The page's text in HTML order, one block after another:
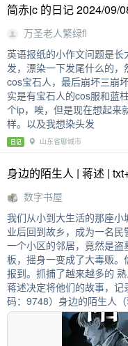
简赤jc 的日记 2024/09/
万圣老人繁绿fl
英语报纸的小作文问题是
发，漂染一下发尾什么的
cos宝石人，最后崩坏三崩
实是有宝石人的cos服和蓝
个ip，唉，但是现在想起来
样。以及我想染头发
日记 山东省聊城市
身边的陌生人 | 蒋述 |
数字书屋
我们从小到大生活的那座
业后回到故乡，成为一名
一个小区的邻居，竟然是
板，摇身一变成了大毒贩
报到。抓捕了越来越多的
蒋述决定将他们的故事，
码：9748）身边的陌生人